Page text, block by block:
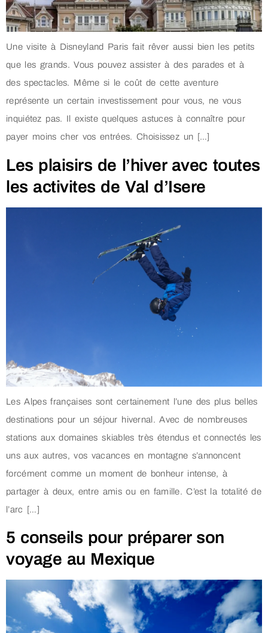
Une visite à Disneyland Paris fait rêver aussi bien les petits
que les grands. Vous pouvez assister à des parades et à
des spectacles. Même si le coût de cette aventure
représente un certain investissement pour vous, ne vous
inquiétez pas. Il existe quelques astuces à connaître pour
payer moins cher vos entrées. Choisissez un […]
Les plaisirs de l’hiver avec toutes
les activites de Val d’Isere
Les Alpes françaises sont certainement l’une des plus belles
destinations pour un séjour hivernal. Avec de nombreuses
stations aux domaines skiables très étendus et connectés les
uns aux autres, vos vacances en montagne s’annoncent
forcément comme un moment de bonheur intense, à
partager à deux, entre amis ou en famille. C’est la totalité de
l’arc […]
5 conseils pour préparer son
voyage au Mexique